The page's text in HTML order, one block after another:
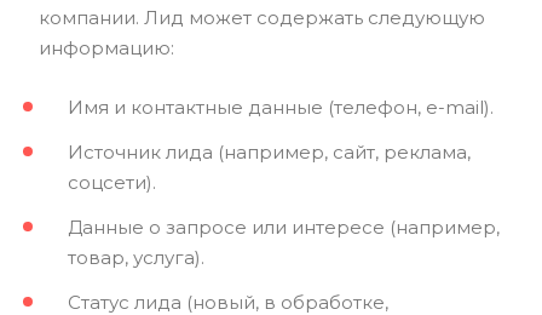
компании. Лид может содержать следующую
информацию:
Имя и контактные данные (телефон, e-mail).
Источник лида (например, сайт, реклама,
соцсети).
Данные о запросе или интересе (например,
товар, услуга).
Статус лида (новый, в обработке,